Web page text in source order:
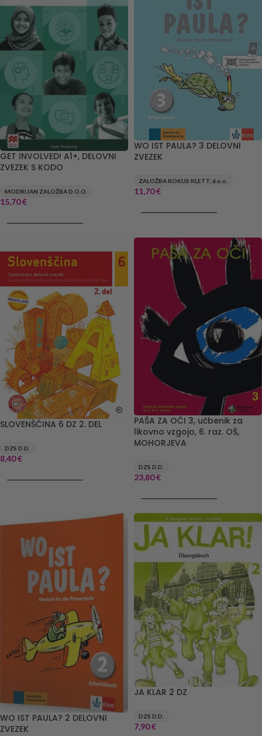
GET INVOLVED! A1+, DELOVNI
ZVEZEK S KODO
MODRIJAN ZALOŽBA D.O.O.
15,70€
WO IST PAULA? 3 DELOVNI
ZVEZEK
ZALOŽBA ROKUS KLETT, d.o.o.
11,70€
SLOVENŠČINA 6 DZ 2. DEL
DZS D.D.
8,40€
PAŠA ZA OČI 3, učbenik za
likovno vzgojo, 6. raz. OŠ,
MOHORJEVA
DZS D.D.
23,80€
WO IST PAULA? 2 DELOVNI
ZVEZEK
JA KLAR 2 DZ
DZS D.D.
7,90€